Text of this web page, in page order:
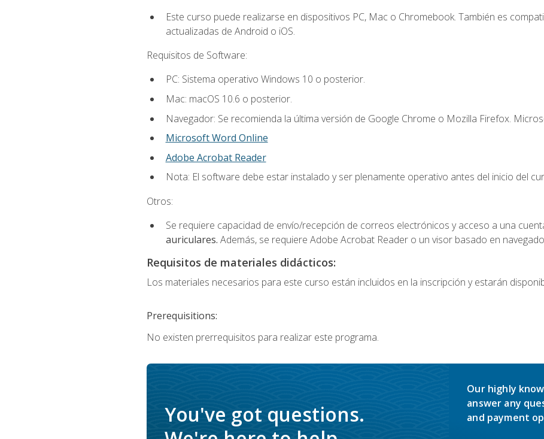
Este curso puede realizarse en dispositivos PC, Mac o Chromebook. También es
actualizadas de Android o iOS.
Requisitos de Software:
PC: Sistema operativo Windows 10 o posterior.
Mac: macOS 10.6 o posterior.
Navegador: Se recomienda la última versión de Google Chrome o Mozilla Firefox.
Microsoft Word Online
Adobe Acrobat Reader
Nota: El software debe estar instalado y ser plenamente operativo antes del inicio del
Otros:
Se requiere capacidad de envío/recepción de correos electrónicos y acceso a una
auriculares. Además, se requiere Adobe Acrobat Reader o un visor basado en
Requisitos de materiales didácticos:
Los materiales necesarios para este curso están incluidos en la inscripción y estarán
Prerequisitions:
No existen prerrequisitos para realizar este programa.
You've got questions.
Our highly
answer any
and payment